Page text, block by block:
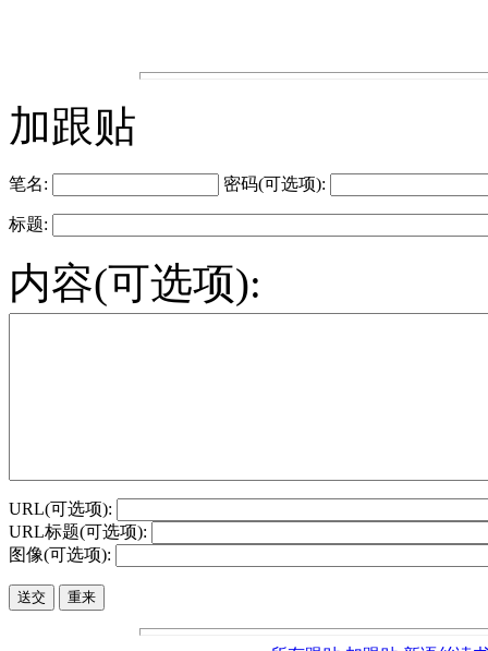
加跟贴
笔名: 密码(可选项):
标题:
内容(可选项):
URL(可选项):
URL标题(可选项):
图像(可选项):